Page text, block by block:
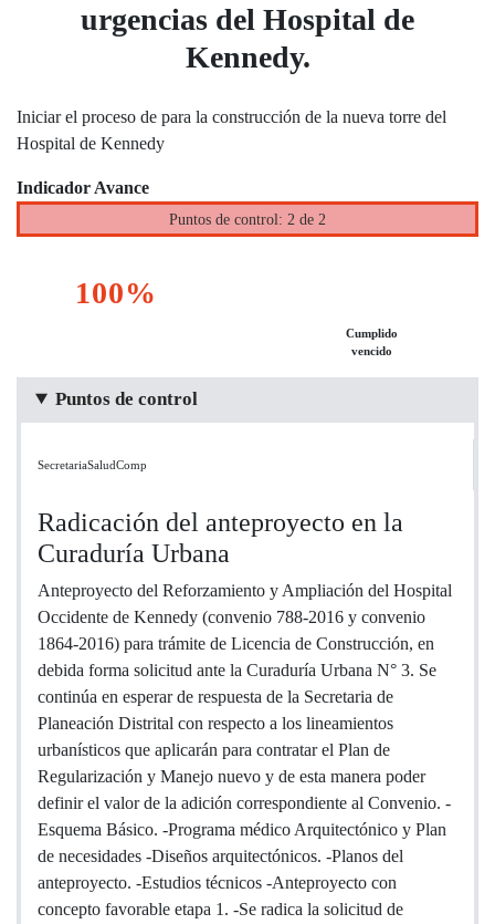
urgencias del Hospital de
Kennedy.
Iniciar el proceso de para la construcción de la nueva torre del
Hospital de Kennedy
Indicador Avance
Puntos de control: 2 de 2
100%
Cumplido
vencido
Puntos de control
SecretariaSaludComp
Radicación del anteproyecto en la
Curaduría Urbana
Anteproyecto del Reforzamiento y Ampliación del Hospital
Occidente de Kennedy (convenio 788-2016 y convenio
1864-2016) para trámite de Licencia de Construcción, en
debida forma solicitud ante la Curaduría Urbana N° 3. Se
continúa en esperar de respuesta de la Secretaria de
Planeación Distrital con respecto a los lineamientos
urbanísticos que aplicarán para contratar el Plan de
Regularización y Manejo nuevo y de esta manera poder
definir el valor de la adición correspondiente al Convenio. -
Esquema Básico. -Programa médico Arquitectónico y Plan
de necesidades -Diseños arquitectónicos. -Planos del
anteproyecto. -Estudios técnicos -Anteproyecto con
concepto favorable etapa 1. -Se radica la solicitud de